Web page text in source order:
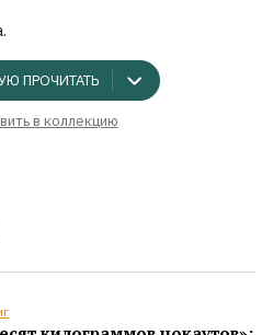
ПРОЧИТАТЬ
в коллекцию